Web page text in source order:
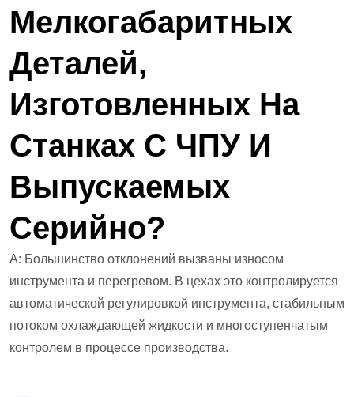
Мелкогабаритных
Деталей,
Изготовленных На
Станках С ЧПУ И
Выпускаемых
Серийно?
А: Большинство отклонений вызваны износом
инструмента и перегревом. В цехах это контролируется
автоматической регулировкой инструмента, стабильным
потоком охлаждающей жидкости и многоступенчатым
контролем в процессе производства.